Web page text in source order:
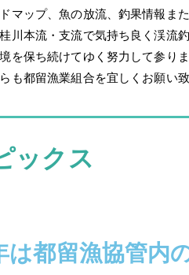
マップ、魚の放流、釣果情報ま
川本流・支流で気持ち良く渓流
を保ち続けてゆく努力して参りま
も都留漁業組合を宜しくお願い致
ックス
は都留漁協管内